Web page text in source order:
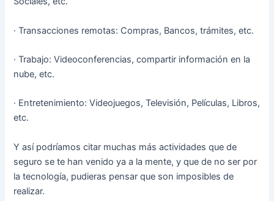
· Transacciones remotas: Compras, Bancos, trámites, etc.
· Trabajo: Videoconferencias, compartir información en la
nube, etc.
· Entretenimiento: Videojuegos, Televisión, Películas, Libros,
etc.
Y así podríamos citar muchas más actividades que de
seguro se te han venido ya a la mente, y que de no ser por
la tecnología, pudieras pensar que son imposibles de
realizar.